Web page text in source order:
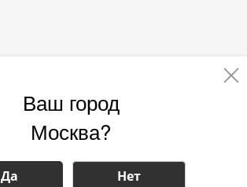
Ваш город
Москва?
Да Нет